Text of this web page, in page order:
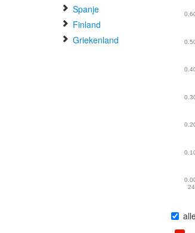
Spanje
Finland
Griekenland